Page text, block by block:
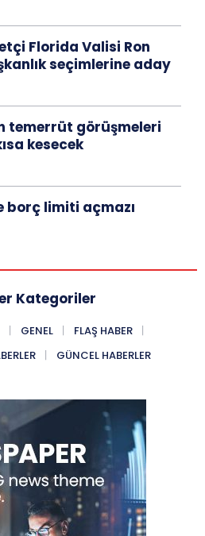
Florida Valisi Ron
seçimlerine aday
temerrüt görüşmeleri
kesecek
borç limiti açmazı
Kategoriler
GENEL
FLAŞ HABER
GÜNCEL HABERLER